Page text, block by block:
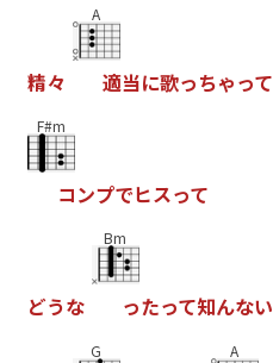
精々
A
適当に歌っちゃって
F#m
コンプでヒスって
どうな
Bm
ったって知んない
G A